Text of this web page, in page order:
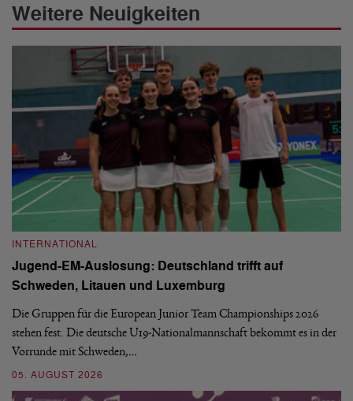
Weitere Neuigkeiten
INTERNATIONAL
Jugend-EM-Auslosung: Deutschland trifft auf
Schweden, Litauen und Luxemburg
Die Gruppen für die European Junior Team Championships 2026
stehen fest. Die deutsche U19-Nationalmannschaft bekommt es in der
Vorrunde mit Schweden,…
05. AUGUST 2026